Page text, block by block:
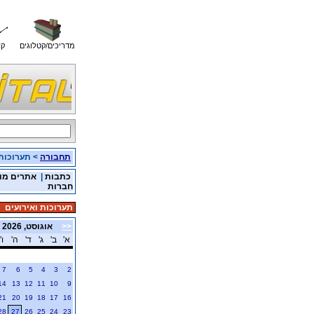
מדריכים/קטלוגים
תחבורה >
כתבות
אתרים
חברות
תערוכות ואירועים
<<
אוגוסט, 2026
א'
ב' ג' ד' ה' ו'
2
3
4
5
6
7
9
10
11
12
13
16
17
18
19
20
23
24
25
26
27